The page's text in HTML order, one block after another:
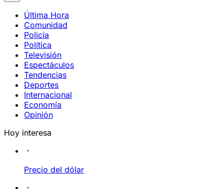
Última Hora
Comunidad
Policía
Política
Televisión
Espectáculos
Tendencias
Deportes
Internacional
Economía
Opinión
Hoy interesa
Precio del dólar